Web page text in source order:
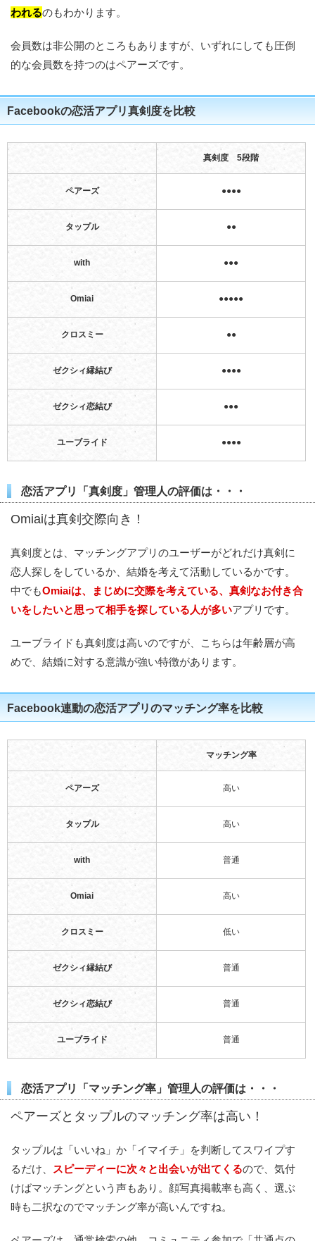
われるのもわかります。
会員数は非公開のところもありますが、いずれにしても圧倒
的な会員数を持つのはペアーズです。
Facebookの恋活アプリ真剣度を比較
真剣度 5段階
ペアーズ ●●●●
タップル ●●
with ●●●
Omiai ●●●●●
クロスミー ●●
ゼクシィ縁結び ●●●●
ゼクシィ恋結び ●●●
ユーブライド ●●●●
恋活アプリ「真剣度」管理人の評価は・・・
Omiaiは真剣交際向き！
真剣度とは、マッチングアプリのユーザーがどれだけ真剣に
恋人探しをしているか、結婚を考えて活動しているかです。
中でもOmiaiは、まじめに交際を考えている、真剣なお付き合
いをしたいと思って相手を探している人が多いアプリです。
ユーブライドも真剣度は高いのですが、こちらは年齢層が高
めで、結婚に対する意識が強い特徴があります。
Facebook連動の恋活アプリのマッチング率を比較
マッチング率
ペアーズ 高い
タップル 高い
with 普通
Omiai 高い
クロスミー 低い
ゼクシィ縁結び 普通
ゼクシィ恋結び 普通
ユーブライド 普通
恋活アプリ「マッチング率」管理人の評価は・・・
ペアーズとタップルのマッチング率は高い！
タップルは「いいね」か「イマイチ」を判断してスワイプす
るだけ、
スピーディーに次々と出会いが出てくるので、気付
けばマッチングという声もあり。顔写真掲載率も高く、選ぶ
時も二択なのでマッチング率が高いんですね。